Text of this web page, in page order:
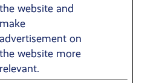
the website and
make
advertisement on
the website more
relevant.